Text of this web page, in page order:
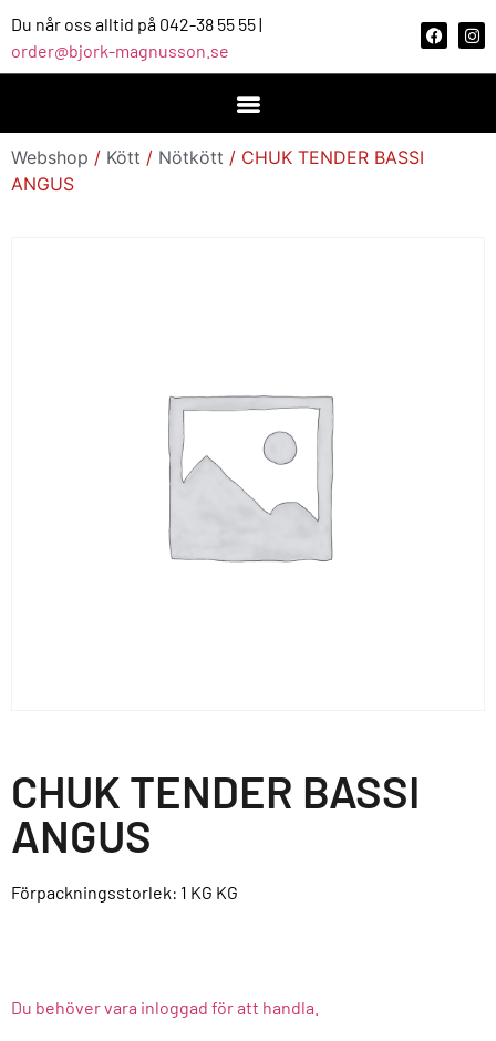
Du når oss alltid på 042-38 55 55 |
order@bjork-magnusson.se
Webshop / Kött / Nötkött / CHUK TENDER BASSI
ANGUS
CHUK TENDER BASSI
ANGUS
Förpackningsstorlek: 1 KG KG
Du behöver vara inloggad för att handla.